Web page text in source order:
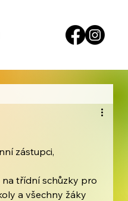
zástupci,
třídní schůzky pro
a všechny žáky